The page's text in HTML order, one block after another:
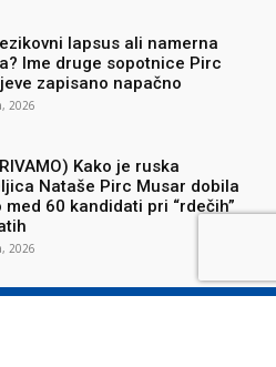
lapsus ali namerna
Ime druge sopotnice Pirc
zapisano napačno
2026
Kako je ruska
Nataše Pirc Musar dobila
med 60 kandidati pri “rdečih”
2026